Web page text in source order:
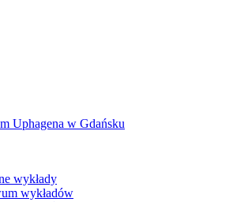
wykłady
wykładów